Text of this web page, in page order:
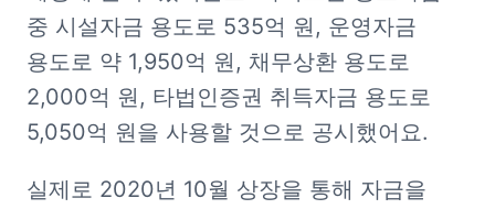
중 시설자금 용도로 535억 원, 운영자금
용도로 약 1,950억 원, 채무상환 용도로
2,000억 원, 타법인증권 취득자금 용도로
5,050억 원을 사용할 것으로 공시했어요.
실제로 2020년 10월 상장을 통해 자금을